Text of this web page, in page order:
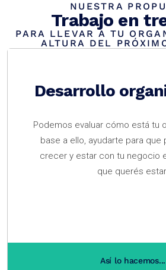
NUESTRA
Trabajo en
PARA LLEVAR A TU
ALTURA DEL
Desarrollo
Podemos evaluar cómo está tu
base a ello, ayudarte para que
crecer y estar con tu negocio
que querés
Así lo hacemos...